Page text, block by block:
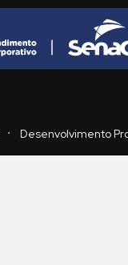
・ Desenvolvimento